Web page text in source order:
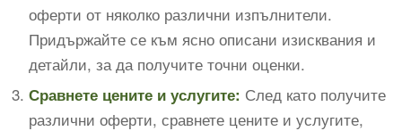
оферти от няколко различни изпълнители.
Придържайте се към ясно описани изисквания и
детайли, за да получите точни оценки.
Сравнете цените и услугите: След като получите
различни оферти, сравнете цените и услугите,